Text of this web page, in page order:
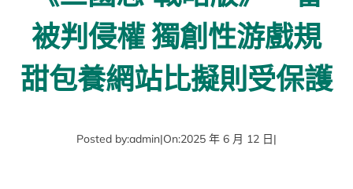
被判侵權 獨創性游戲規
甜包養網站比擬則受保護
Posted by:admin|On:2025 年 6 月 12 日|